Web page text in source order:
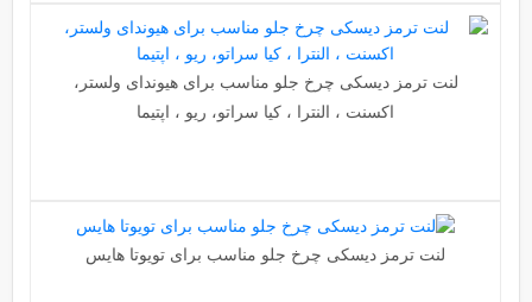
لنت ترمز دیسکی چرخ جلو مناسب برای هیوندای ولستر،
اکسنت ، النترا ، کیا سراتو، ریو ، اپتیما
لنت ترمز دیسکی چرخ جلو مناسب برای تویوتا هایس